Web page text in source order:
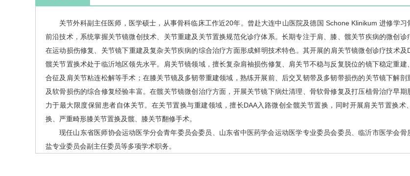
关节外科副主任医师，医学硕士，从事骨科临床工作近20年。曾赴大连中山医院及德国 Schone Klinikum 进修学习
前沿技术，系统掌握关节镜微创技术、关节重建及关节置换规范化诊疗体系。长期专注于肩、膝、髋关节疾病的微创诊
在运动损伤修复、关节镜下重建及复杂关节疾病的综合治疗方面形成鲜明技术特色。其开展的肩关节镜微创诊疗技术及
髋关节置换术处于临沂地区领先水平。肩关节镜领域，擅长复杂肩袖损伤修复、肩关节不稳与反复脱位的镜下稳定重建
合征及肩关节粘连松解等手术；在膝关节镜及多韧带重建领域，熟练开展前、后交叉韧带及多韧带损伤的关节镜下解剖
及软骨损伤的综合修复经验丰富。在髋关节镜微创治疗方面，开展关节镜下病灶清理、骨软骨修复及打压植骨治疗早期
力于最大限度保留患者自体关节。在关节置换与重建领域，擅长DAA入路微创全髋关节置换，同时开展肩关节置换术
换、严重畸形膝关节置换及髋、膝关节翻修手术。
现任山东省医师协会运动医学分会青年委员会委员、山东省中医药学会运动医学专业委员会委员、临沂市医学会骨
盐专业委员会副主任委员等多项学术职务。